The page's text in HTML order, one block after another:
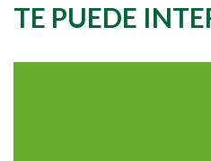
TE PUEDE